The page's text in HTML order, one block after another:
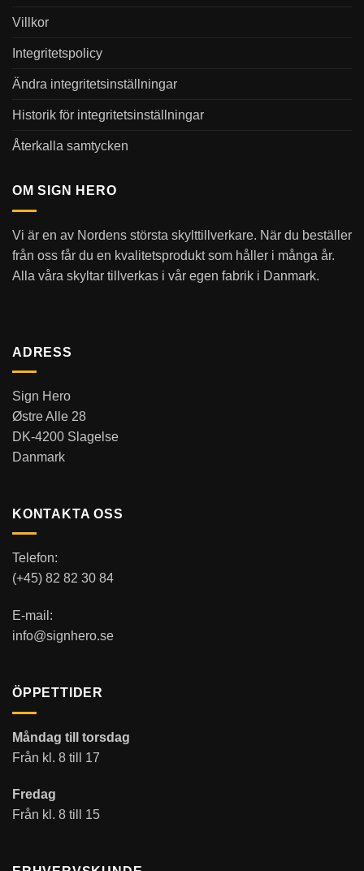
Villkor
Integritetspolicy
Ändra integritetsinställningar
Historik för integritetsinställningar
Återkalla samtycken
OM SIGN HERO
Vi är en av Nordens största skylttillverkare. När du beställer
från oss får du en kvalitetsprodukt som håller i många år.
Alla våra skyltar tillverkas i vår egen fabrik i Danmark.
ADRESS
Sign Hero
Østre Alle 28
DK-4200 Slagelse
Danmark
KONTAKTA OSS
Telefon:
(+45) 82 82 30 84
E-mail:
info@signhero.se
ÖPPETTIDER
Måndag till torsdag
Från kl. 8 till 17
Fredag
Från kl. 8 till 15